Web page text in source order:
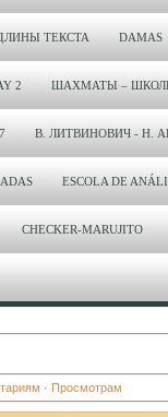
ТЕКСТА DAMAS
2 ШАХМАТЫ –
В. ЛИТВИНОВИЧ - Н.
ESCOLA DE
CHECKER-MARUJITO
· Просмотрам